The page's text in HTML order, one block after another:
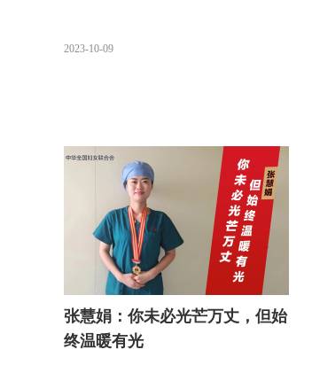
2023-10-09
张慧娟：你未必光芒万丈，但始
终温暖有光